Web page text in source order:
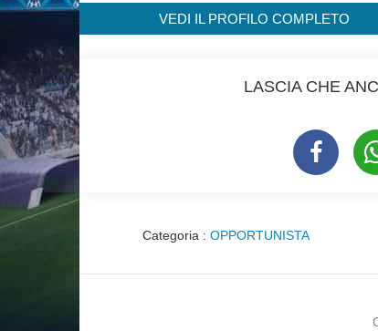
VEDI IL PROFILO COMPLETO
LASCIA CHE
Categoria : OPPORTUNISTA